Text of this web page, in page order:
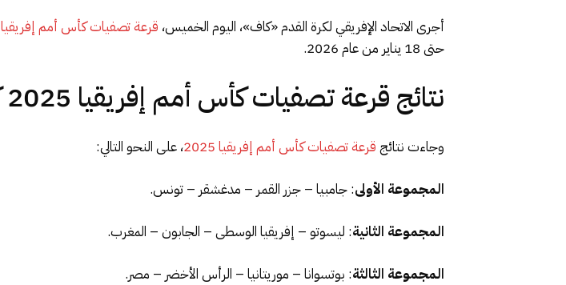
أجرى الاتحاد الإفريقي لكرة القدم «كاف»، اليوم الخميس، قرعة تصفيات كأس أمم إفريقيا 2025
حتى 18 يناير من عام 2026.
نتائج قرعة تصفيات كأس أمم إفريقيا 2025 كاملة
وجاءت نتائج قرعة تصفيات كأس أمم إفريقيا 2025 ، على النحو التالي:
المجموعة الأولى: جامبيا – جزر القمر – مدغشقر – تونس.
المجموعة الثانية: ليسوتو – إفريقيا الوسطى – الجابون – المغرب.
المجموعة الثالثة: بوتسوانا – موريتانيا – الرأس الأخضر – مصر.